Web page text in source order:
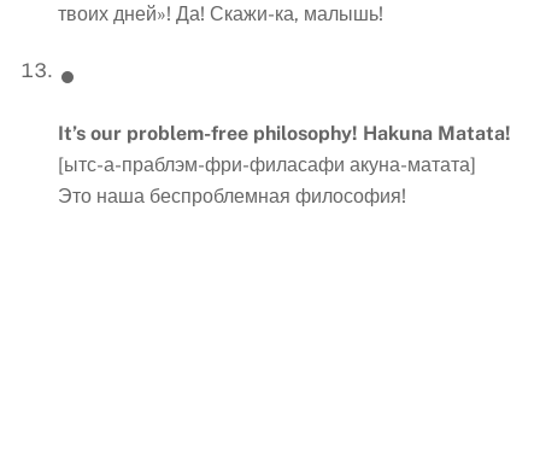
твоих дней»! Да! Скажи-ка, малышь!
It’s our problem-free philosophy! Hakuna Matata!
[ытс-а-праблэм-фри-филасафи акуна-матата]
Это наша беспроблемная философия!